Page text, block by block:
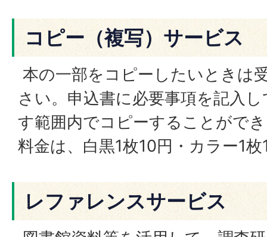
コピー（複写）サービス
本の一部をコピーしたいときは
さい。申込書に必要事項を記入
す範囲内でコピーすることがで
料金は、白黒1枚10円・カラー1
レファレンスサービス